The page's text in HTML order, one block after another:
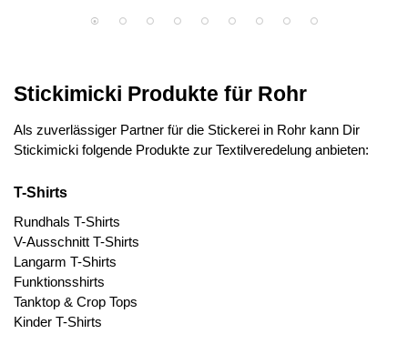
Stickimicki Produkte für Rohr
Als zuverlässiger Partner für die Stickerei in Rohr kann Dir
Stickimicki folgende Produkte zur Textilveredelung anbieten:
T-Shirts
Rundhals T-Shirts
V-Ausschnitt T-Shirts
Langarm T-Shirts
Funktionsshirts
Tanktop & Crop Tops
Kinder T-Shirts